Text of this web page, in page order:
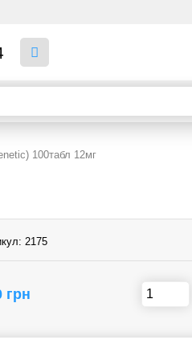
100табл 12мг
2175
грн